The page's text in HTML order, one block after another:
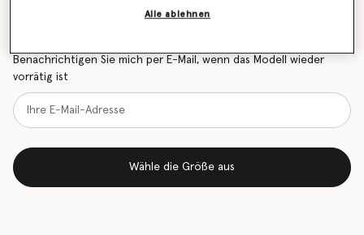
Benachrichtigen Sie mich per E-Mail, wenn das Modell wieder
vorrätig ist
Wähle die Größe aus
Alle ablehnen